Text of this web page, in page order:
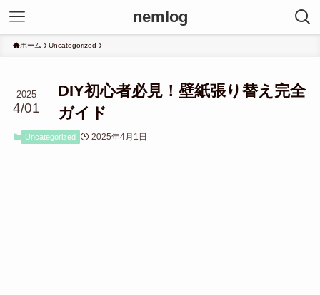
nemlog
ホーム Uncategorized
DIY初心者必見！壁紙張り替え完全
ガイド
2025
4/01
Uncategorized 2025年4月1日